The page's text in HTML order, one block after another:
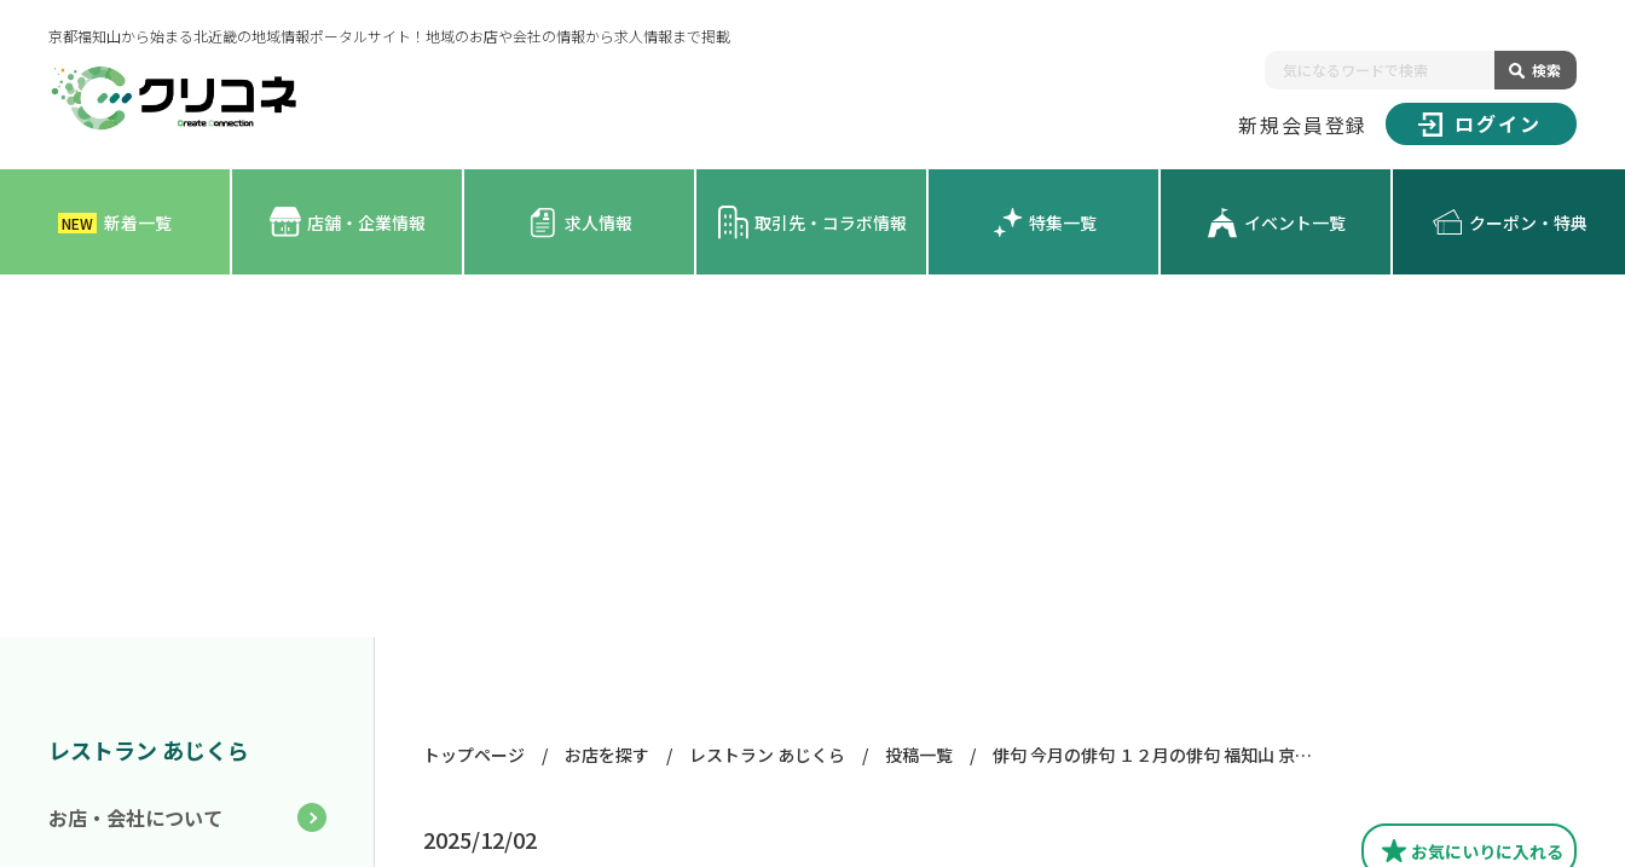
京都福知山から始まる北近畿の地域情報ポータルサイト！地域のお店や会社の情報から求人情報まで掲載
検索
新規会員登録 ログイン
NEW 新着一覧 店舗・企業情報 求人情報 取引先・コラボ情報 特集一覧 イベント一覧 クーポン・特典
トップページ / お店を探す / レストラン あじくら / 投稿一覧 / 俳句 今月の俳句 １２月の俳句 福知山 京都 あじくら
2025/12/02 お気にいりに入れる
レストラン あじくら
お店・会社について